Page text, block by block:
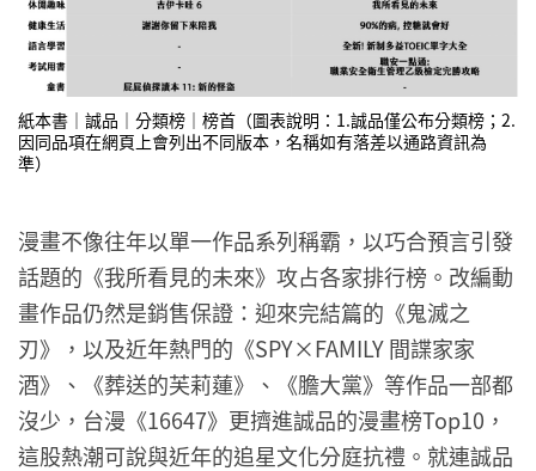
紙本書｜誠品｜分類榜｜榜首（圖表說明：1.誠品僅公布分類榜；2.
因同品項在網頁上會列出不同版本，名稱如有落差以通路資訊為
準）
漫畫不像往年以單一作品系列稱霸，以巧合預言引發
話題的《我所看見的未來》攻占各家排行榜。改編動
畫作品仍然是銷售保證：迎來完結篇的《鬼滅之
刃》，以及近年熱門的《SPY×FAMILY 間諜家家
酒》、《葬送的芙莉蓮》、《膽大黨》等作品一部都
沒少，台漫《16647》更擠進誠品的漫畫榜Top10，
這股熱潮可說與近年的追星文化分庭抗禮。就連誠品